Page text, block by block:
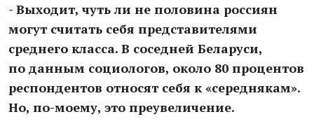
- Выходит, чуть ли не половина россиян
могут считать себя представителями
среднего класса. В соседней Беларуси,
по данным социологов, около 80 процентов
респондентов относят себя к «середнякам».
Но, по-моему, это преувеличение.